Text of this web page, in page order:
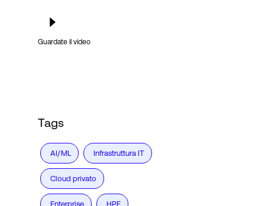
Guardate il video
Tags
AI/ML Infrastruttura IT
Cloud privato
Enterprise HPE